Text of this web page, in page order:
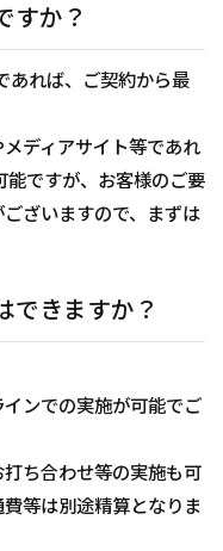
すか？
あれば、ご契約から最
ディアサイト等であれ
能ですが、お客様のご要
ざいますので、まずは
できますか？
ンでの実施が可能でご
ち合わせ等の実施も可
等は別途精算となりま